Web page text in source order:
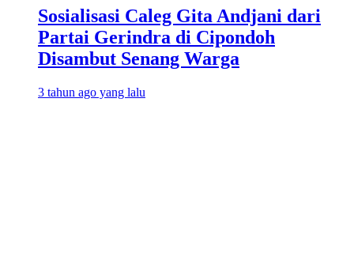
Sosialisasi Caleg Gita Andjani dari
Partai Gerindra di Cipondoh
Disambut Senang Warga
3 tahun ago yang lalu